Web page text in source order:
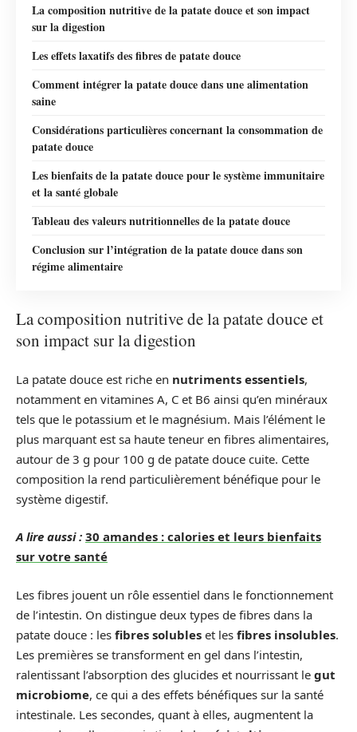
La composition nutritive de la patate douce et son impact
sur la digestion
Les effets laxatifs des fibres de patate douce
Comment intégrer la patate douce dans une alimentation
saine
Considérations particulières concernant la consommation de
patate douce
Les bienfaits de la patate douce pour le système immunitaire
et la santé globale
Tableau des valeurs nutritionnelles de la patate douce
Conclusion sur l’intégration de la patate douce dans son
régime alimentaire
La composition nutritive de la patate douce et
son impact sur la digestion
La patate douce est riche en nutriments essentiels,
notamment en vitamines A, C et B6 ainsi qu’en minéraux
tels que le potassium et le magnésium. Mais l’élément le
plus marquant est sa haute teneur en fibres alimentaires,
autour de 3 g pour 100 g de patate douce cuite. Cette
composition la rend particulièrement bénéfique pour le
système digestif.
A lire aussi : 30 amandes : calories et leurs bienfaits
sur votre santé
Les fibres jouent un rôle essentiel dans le fonctionnement
de l’intestin. On distingue deux types de fibres dans la
patate douce : les fibres solubles et les fibres insolubles.
Les premières se transforment en gel dans l’intestin,
ralentissant l’absorption des glucides et nourrissant le gut
microbiome, ce qui a des effets bénéfiques sur la santé
intestinale. Les secondes, quant à elles, augmentent la